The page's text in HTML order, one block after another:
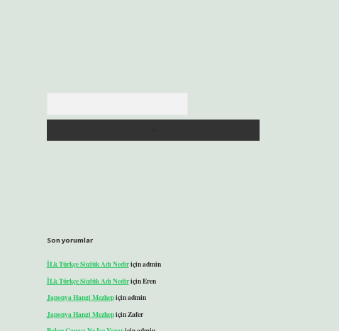
Son yorumlar
İLk Türkçe Sözlük Adı Nediriçinadmin
İLk Türkçe Sözlük Adı NediriçinEren
Japonya Hangi Mezhepiçinadmin
Japonya Hangi MezhepiçinZafer